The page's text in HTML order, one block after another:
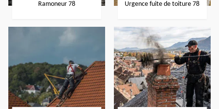
Ramoneur 78 Urgence fuite de toiture 78